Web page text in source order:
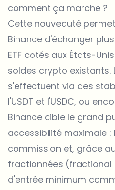
comment ça marche ?
Cette nouveauté
Binance d'échanger
ETF cotés aux États-
soldes crypto existants.
s'effectuent via des
l'USDT et l'USDC, ou
Binance cible le grand
accessibilité maximale
commission et, grâce
fractionnées (fractional
d'entrée minimum